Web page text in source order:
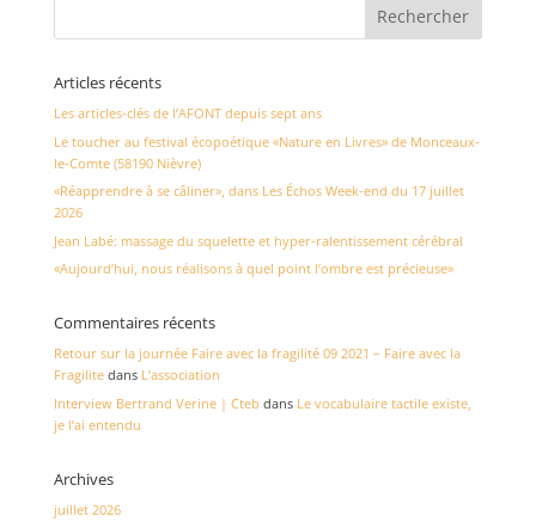
Articles récents
Les articles-clés de l’AFONT depuis sept ans
Le toucher au festival écopoétique «Nature en Livres» de Monceaux-
le-Comte (58190 Nièvre)
«Réapprendre à se câliner», dans Les Échos Week-end du 17 juillet
2026
Jean Labé: massage du squelette et hyper-ralentissement cérébral
«Aujourd’hui, nous réalisons à quel point l’ombre est précieuse»
Commentaires récents
Retour sur la journée Faire avec la fragilité 09 2021 – Faire avec la
Fragilitedans L’association
Interview Bertrand Verine | Cteb dans Le vocabulaire tactile existe,
je l’ai entendu
Archives
juillet 2026